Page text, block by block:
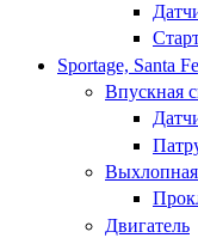
Sportage, Santa
Впускная
Выхлопная
Двигатель